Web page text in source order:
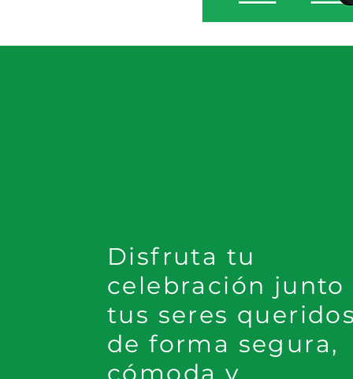
Disfruta tu
celebración junto
tus seres
de forma segura,
cómoda y